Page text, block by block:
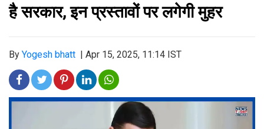
है सरकार, इन प्रस्तावों पर लगेगी मुहर
By Yogesh bhatt Apr 15, 2025, 11:14 IST